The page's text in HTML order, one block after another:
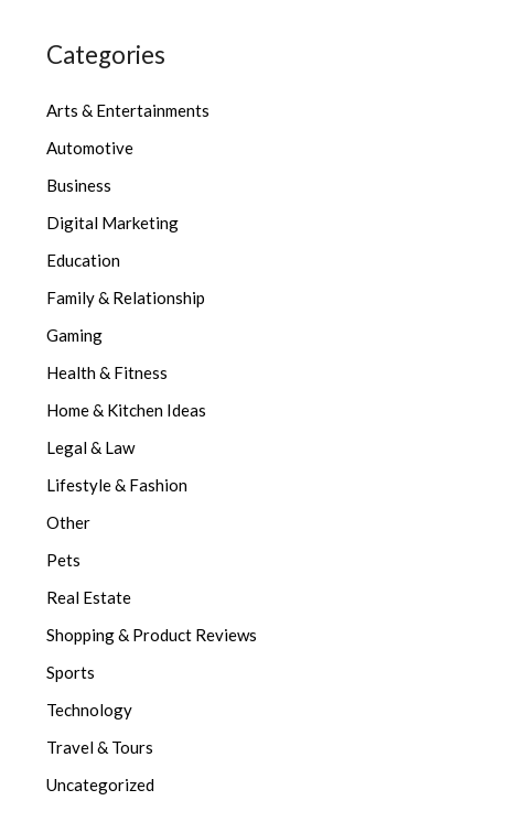
Categories
Arts & Entertainments
Automotive
Business
Digital Marketing
Education
Family & Relationship
Gaming
Health & Fitness
Home & Kitchen Ideas
Legal & Law
Lifestyle & Fashion
Other
Pets
Real Estate
Shopping & Product Reviews
Sports
Technology
Travel & Tours
Uncategorized